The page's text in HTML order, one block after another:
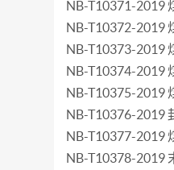
NB-T10371-2019
NB-T10372-2019
NB-T10373-2019
NB-T10374-2019
NB-T10375-2019
NB-T10376-2019
NB-T10377-2019
NB-T10378-2019